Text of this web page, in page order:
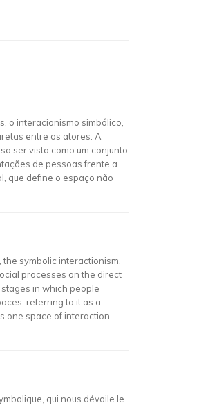
o interacionismo simbólico,
entre os atores. A
ser vista como um conjunto
de pessoas frente a
que define o espaço não
symbolic interactionism,
processes on the direct
in which people
referring to it as a
one space of interaction
qui nous dévoile le